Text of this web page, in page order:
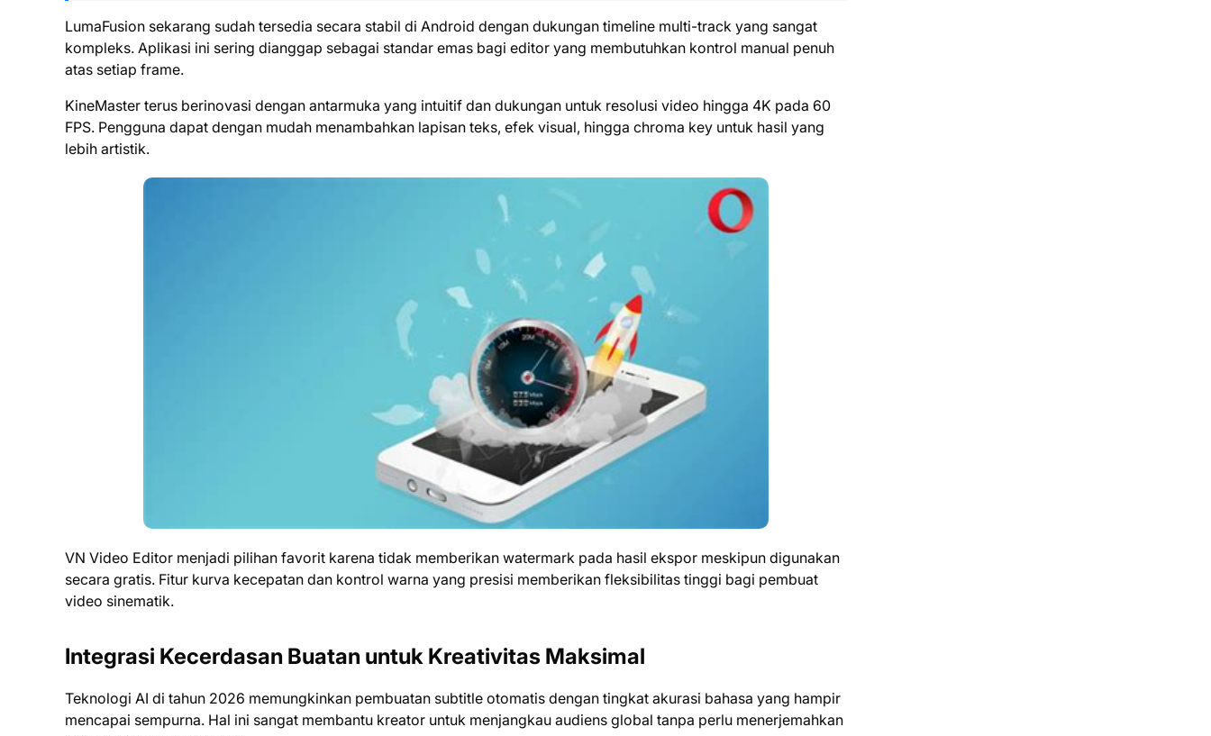
LumaFusion sekarang sudah tersedia secara stabil di Android dengan dukungan timeline multi-track yang sangat
kompleks. Aplikasi ini sering dianggap sebagai standar emas bagi editor yang membutuhkan kontrol manual penuh
atas setiap frame.
KineMaster terus berinovasi dengan antarmuka yang intuitif dan dukungan untuk resolusi video hingga 4K pada 60
FPS. Pengguna dapat dengan mudah menambahkan lapisan teks, efek visual, hingga chroma key untuk hasil yang
lebih artistik.
VN Video Editor menjadi pilihan favorit karena tidak memberikan watermark pada hasil ekspor meskipun digunakan
secara gratis. Fitur kurva kecepatan dan kontrol warna yang presisi memberikan fleksibilitas tinggi bagi pembuat
video sinematik.
Integrasi Kecerdasan Buatan untuk Kreativitas Maksimal
Teknologi AI di tahun 2026 memungkinkan pembuatan subtitle otomatis dengan tingkat akurasi bahasa yang hampir
mencapai sempurna. Hal ini sangat membantu kreator untuk menjangkau audiens global tanpa perlu menerjemahkan